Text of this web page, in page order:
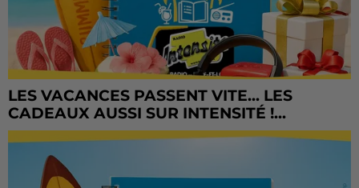
LES VACANCES PASSENT VITE... LES
CADEAUX AUSSI SUR INTENSITÉ !...